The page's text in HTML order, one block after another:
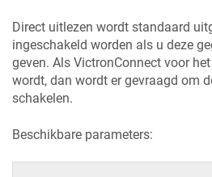
Direct uitlezen wordt standaard
ingeschakeld worden als u deze
geven. Als VictronConnect voor
wordt, dan wordt er gevraagd om
schakelen.
Beschikbare parameters: